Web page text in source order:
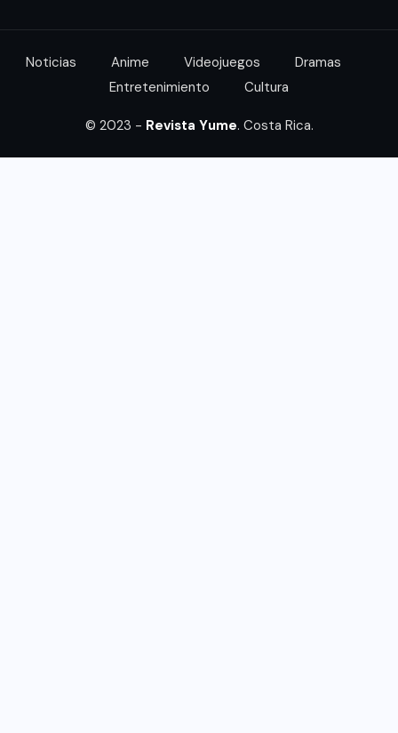
Noticias Anime Videojuegos
Dramas
Entretenimiento
Cultura
© 2023 - Revista Yume. Costa Rica.